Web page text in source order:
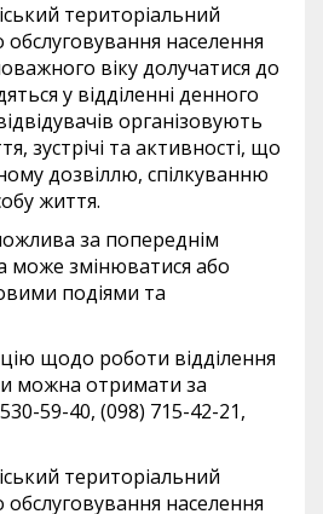
територіальний
населення
віку долучатися до
у відділенні денного
організовують
зустрічі та активності, що
дозвіллю, спілкуванню
життя.
за попереднім
може змінюватися або
подіями та
щодо роботи відділення
можна отримати за
59-40, (098) 715-42-21,
територіальний
населення